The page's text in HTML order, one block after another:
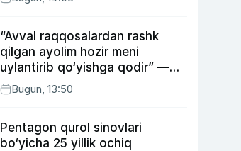
“Avval raqqosalardan rashk
qilgan ayolim hozir meni
uylantirib qo‘yishga qodir” —
Anvar Sobirov davlat ishidagi
faoliyati va o‘g‘il tarbiyasidagi
Bugun, 13:50
Pentagon qurol sinovlari
bo‘yicha 25 yillik ochiq